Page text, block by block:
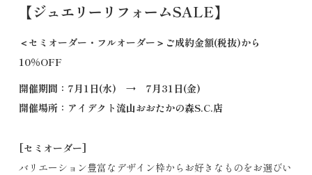
【ジュエリーリフォームSALE】
＜セミオーダー・フルオーダー＞ご成約金額(税抜)から
10％OFF
開催期間：7月1日(水) → 7月31日(金)
開催場所：アイデクト流山おおたかの森S.C.店
[セミオーダー]
バリエーション豊富なデザイン枠からお好きなものをお選びい